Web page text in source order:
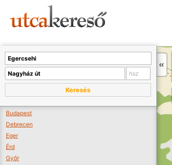
Keresés
Budapest
Debrecen
Eger
Érd
Győr
A térképet kicsinyíteni kell, hogy látszódjanak a boltok.
Boltok látszódjanak >>